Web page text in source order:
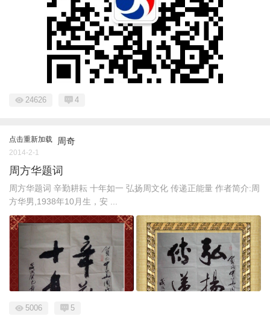
24626 4
点击重新加载 周奇
2014-2-1
周方华题词
周方华题词 辛勤耕耘 十年如一 弘扬周文化 传递正能量 作者简介:周
方华男,1938年10月生，安 ...
5006 5